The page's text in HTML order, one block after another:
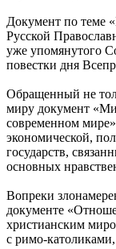
Документ по теме
Русской
уже упомянутого
повестки дня
Обращенный не
миру документ
современном
экономической,
государств,
основных
Вопреки
документе
христианским
с римо-